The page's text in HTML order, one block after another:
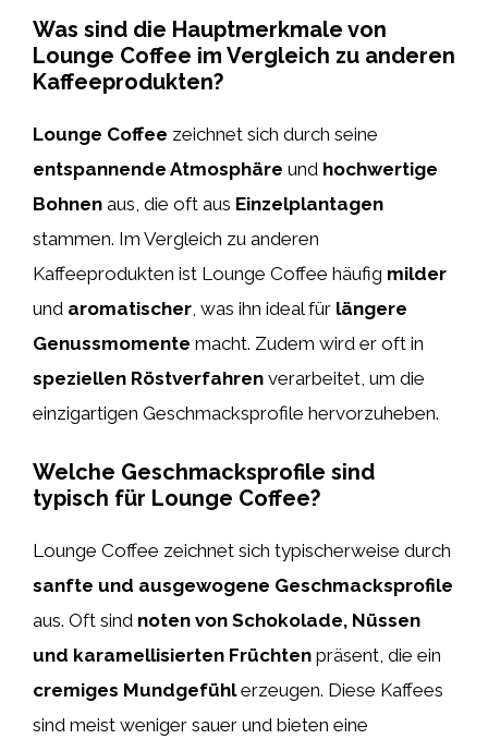
Was sind die Hauptmerkmale von
Lounge Coffee im Vergleich zu anderen
Kaffeeprodukten?
Lounge Coffee zeichnet sich durch seine
entspannende Atmosphäre und hochwertige
Bohnen aus, die oft aus Einzelplantagen
stammen. Im Vergleich zu anderen
Kaffeeprodukten ist Lounge Coffee häufig milder
und aromatischer, was ihn ideal für längere
Genussmomente macht. Zudem wird er oft in
speziellen Röstverfahren verarbeitet, um die
einzigartigen Geschmacksprofile hervorzuheben.
Welche Geschmacksprofile sind
typisch für Lounge Coffee?
Lounge Coffee zeichnet sich typischerweise durch
sanfte und ausgewogene Geschmacksprofile
aus. Oft sind noten von Schokolade, Nüssen
und karamellisierten Früchten präsent, die ein
cremiges Mundgefühlerzeugen. Diese Kaffees
sind meist weniger sauer und bieten eine